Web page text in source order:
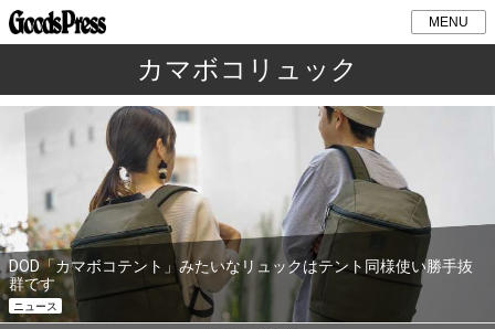
MENU
カマボコリュック
DOD「カマボコテント」みたいなリュックはテント同様使い勝手抜
群です
ニュース